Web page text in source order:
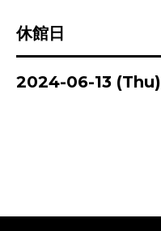
休館日
2024-06-13 (Thu)